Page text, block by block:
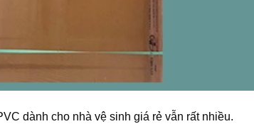
dành cho nhà vệ sinh giá rẻ vẫn rất nhiều.